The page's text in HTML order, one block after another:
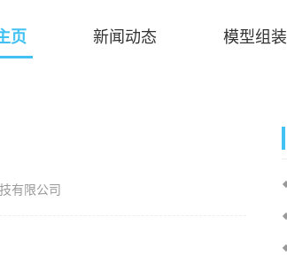
页 新闻动态 模型组装
有限公司